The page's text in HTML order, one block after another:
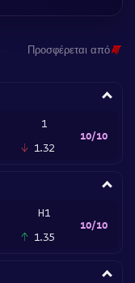
Προσφέρεται από
1
1.32
10/10
H1
1.35
10/10